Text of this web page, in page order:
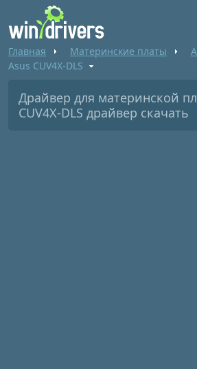
Главная Материнские платы
Asus CUV4X-DLS
Драйвер для материнской
CUV4X-DLS драйвер скачать